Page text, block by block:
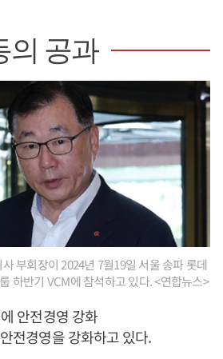
의 공과
부회장이 2024년 7월19일 서울 송파 롯데
하반기 VCM에 참석하고 있다. <연합뉴스>
안전경영 강화
전경영을 강화하고 있다.